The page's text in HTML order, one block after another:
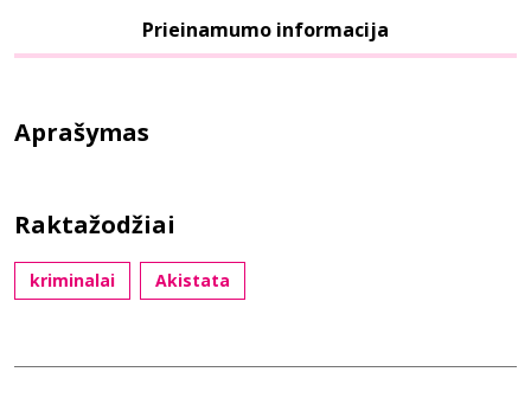
Prieinamumo informacija
Aprašymas
Raktažodžiai
kriminalai Akistata